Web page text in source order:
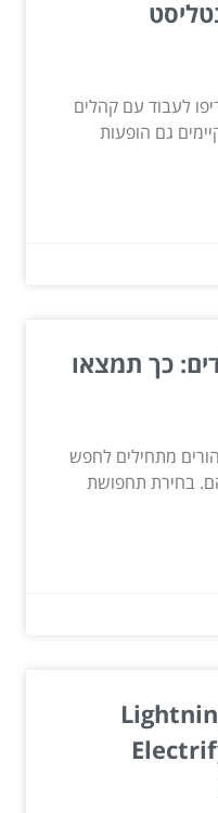
לעבוד עם קהלים
גם הופעות
כך תמצאו
מתחילים לחפש
בחירת תחפושת